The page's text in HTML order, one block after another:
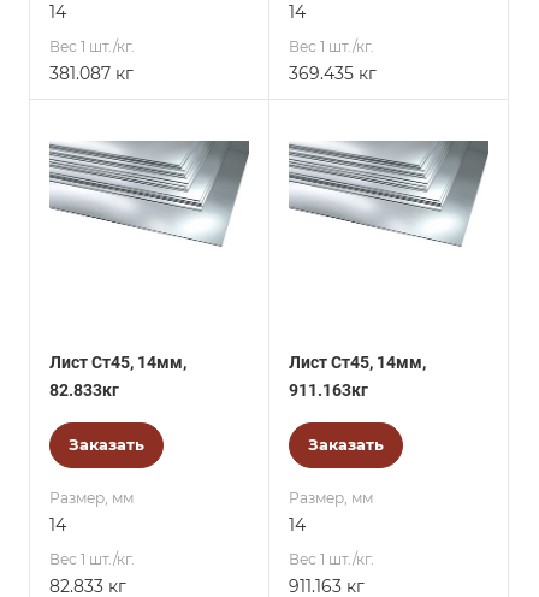
14
Вес 1 шт./кг.
381.087 кг
14
Вес 1 шт./кг.
369.435 кг
Лист Ст45, 14мм,
82.833кг
Заказать
Размер, мм
14
Вес 1 шт./кг.
82.833 кг
Лист Ст45, 14мм,
911.163кг
Заказать
Размер, мм
14
Вес 1 шт./кг.
911.163 кг